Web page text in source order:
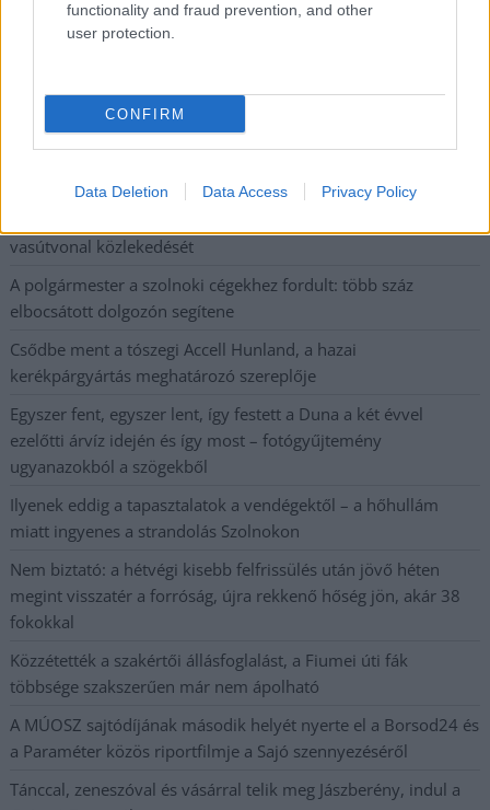
functionality and fraud prevention, and other
user protection.
CONFIRM
Data Deletion Data Access Privacy Policy
Országgyűlés
Harmadfokú hőségriasztás az országban: Szolnokon klímát
javítottak, helikoptereket is bevetettek a tüzeknél
A zárkában rosszul lett, elájult – ilyen körülményekről
számoltak be a szolnoki börtönből
vasútvonal közlekedését
A polgármester a szolnoki cégekhez fordult: több száz
elbocsátott dolgozón segítene
Csődbe ment a tószegi Accell Hunland, a hazai
kerékpárgyártás meghatározó szereplője
Egyszer fent, egyszer lent, így festett a Duna a két évvel
ezelőtti árvíz idején és így most – fotógyűjtemény
ugyanazokból a szögekből
Ilyenek eddig a tapasztalatok a vendégektől – a hőhullám
miatt ingyenes a strandolás Szolnokon
Nem biztató: a hétvégi kisebb felfrissülés után jövő héten
megint visszatér a forróság, újra rekkenő hőség jön, akár 38
fokokkal
Közzétették a szakértői állásfoglalást, a Fiumei úti fák
többsége szakszerűen már nem ápolható
A MÚOSZ sajtódíjának második helyét nyerte el a Borsod24 és
a Paraméter közös riportfilmje a Sajó szennyezéséről
Tánccal, zeneszóval és vásárral telik meg Jászberény, indul a